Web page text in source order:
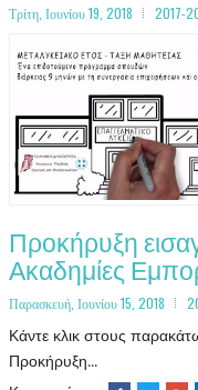
Τρίτη, Ιουνίου 19, 2018 2017-
Προκήρυξη
Ακαδημίες
Παρασκευή, Ιουνίου 15, 2018
Κάντε κλικ στους
Προκήρυξη...